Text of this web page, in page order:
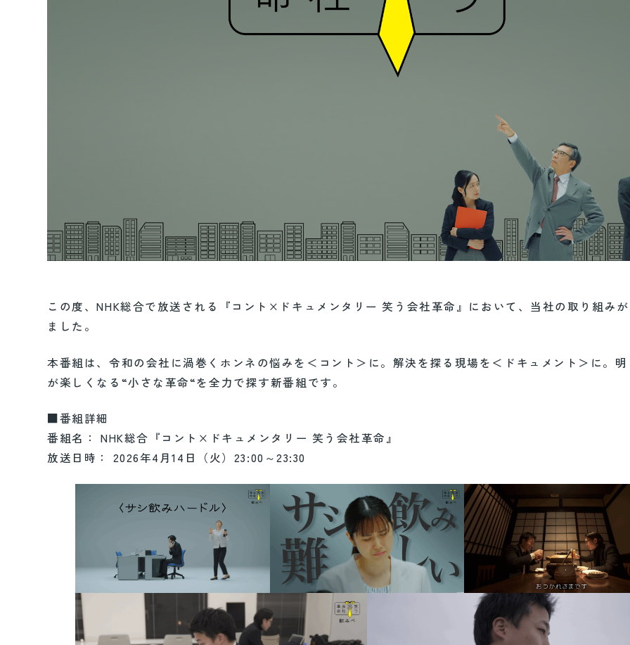
この度、NHK総合で放送される『コント×ドキュメンタリー 笑う会社革命』において、当社の取り組み
ました。
本番組は、令和の会社に渦巻くホンネの悩みを＜コント＞に。解決を探る現場を＜ドキュメント＞に。
が楽しくなる“小さな革命“を全力で探す新番組です。
■番組詳細
番組名： NHK総合『コント×ドキュメンタリー 笑う会社革命』
放送日時： 2026年4月14日（火）23:00～23:30